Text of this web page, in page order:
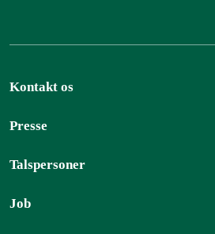
Kontakt os
Presse
Talspersoner
Job